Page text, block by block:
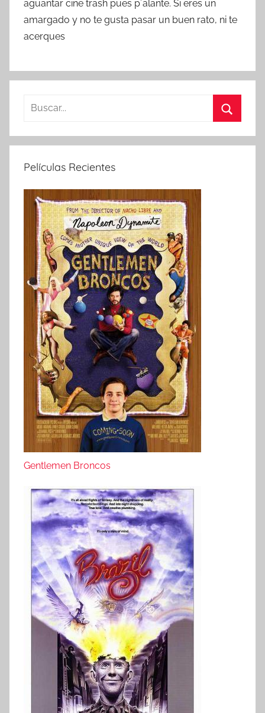
aguantar cine trash pues p´alante. Si eres un
amargado y no te gusta pasar un buen rato, ni te
acerques
s
a
u
Películas Recientes
Gentlemen Broncos